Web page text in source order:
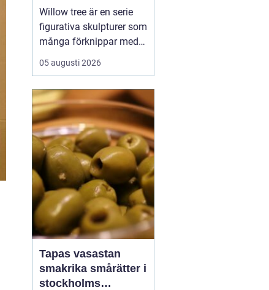
Willow tree är en serie
figurativa skulpturer som
många förknippar med
stillhet, tröst och kärlek.
Den som ser en figur
ofta märke till
enkelheten. Inga
ansikten, inga starka
färger, bara mjuka linjer
och en kropp som lutar
sig f...
05 augusti 2026
Tapas vasastan
smakrika smårätter i
stockholms